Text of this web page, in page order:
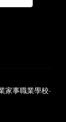
家事職業學校-